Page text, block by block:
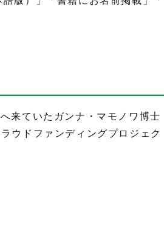
来ていたガンナ・マモノワ博士
ウドファンディングプロジェク